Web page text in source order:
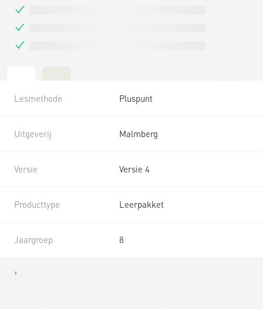
Lesmethode Pluspunt
Uitgeverij Malmberg
Versie Versie 4
Producttype Leerpakket
Jaargroep 8